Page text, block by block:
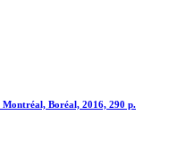
Montréal, Boréal, 2016, 290 p.